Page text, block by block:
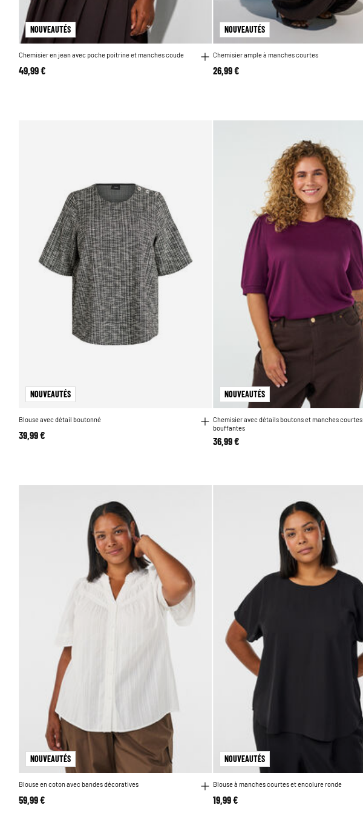
NOUVEAUTÉS
Chemisier en jean avec poche poitrine et manches coude
49,99 €
NOUVEAUTÉS
Chemisier ample à manches courtes
26,99 €
NOUVEAUTÉS
Blouse avec détail boutonné
39,99 €
NOUVEAUTÉS
Chemisier avec détails boutons et manches courtes
bouffantes
36,99 €
NOUVEAUTÉS
Blouse en coton avec bandes décoratives
59,99 €
NOUVEAUTÉS
Blouse à manches courtes et encolure ronde
19,99 €